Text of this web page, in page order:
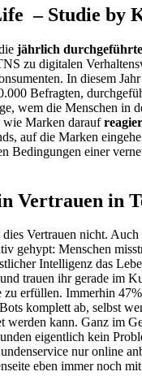
– Studie by
jährlich
zu digitalen
In diesem
Befragten,
wem die Menschen in
wie Marken darauf
auf die Marken
Bedingungen einer
Vertrauen in
Vertrauen nicht.
gehypt: Menschen
Intelligenz das
trauen ihr gerade im
erfüllen. Immerhin
komplett ab, selbst
werden kann. Ganz im
eigentlich kein
nur online
eben immer noch